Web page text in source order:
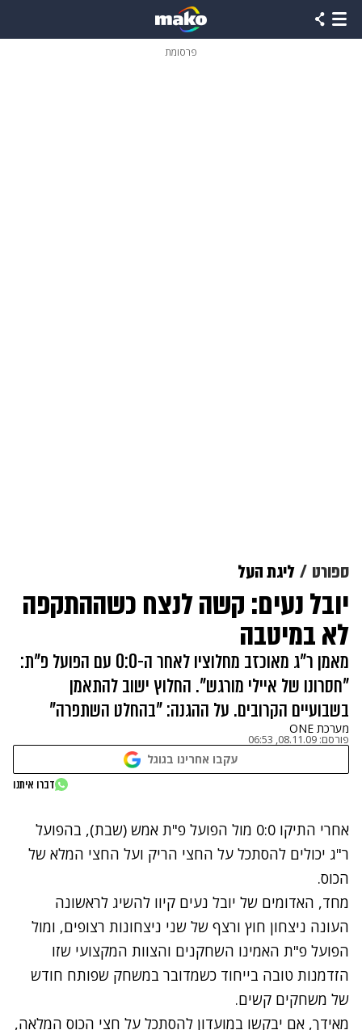
פרסומת
ספורט ליגת העל
יובל נעים: קשה לנצח כשההתקפה
לא במיטבה
מאמן ר"ג מאוכזב מחלוציו לאחר ה-0:0 עם הפועל פ"ת:
"חסרונו של איילי מורגש". החלוץ ישוב להתאמן
בשבועיים הקרובים. על ההגנה: "בהחלט השתפרה"
מערכת ONE
פורסם: 08.11.09, 06:53
עקבו אחרינו בגוגל
דברו איתנו
נתקלנו בבעיה
נסה שוב
אחרי התיקו 0:0 מול הפועל פ"ת אמש (שבת), בהפועל
ר"ג יכולים להסתכל על החצי הריק ועל החצי המלא של
הכוס.
מחד, האדומים של יובל נעים קיוו להשיג לראשונה
העונה ניצחון חוץ ורצף של שני ניצחונות רצופים, ומול
הפועל פ"ת האמינו השחקנים והצוות המקצועי שזו
הזדמנות טובה בייחוד כשמדובר במשחק שפותח חודש
של משחקים קשים.
מאידך, אם יבקשו במועדון להסתכל על חצי הכוס המלאה,